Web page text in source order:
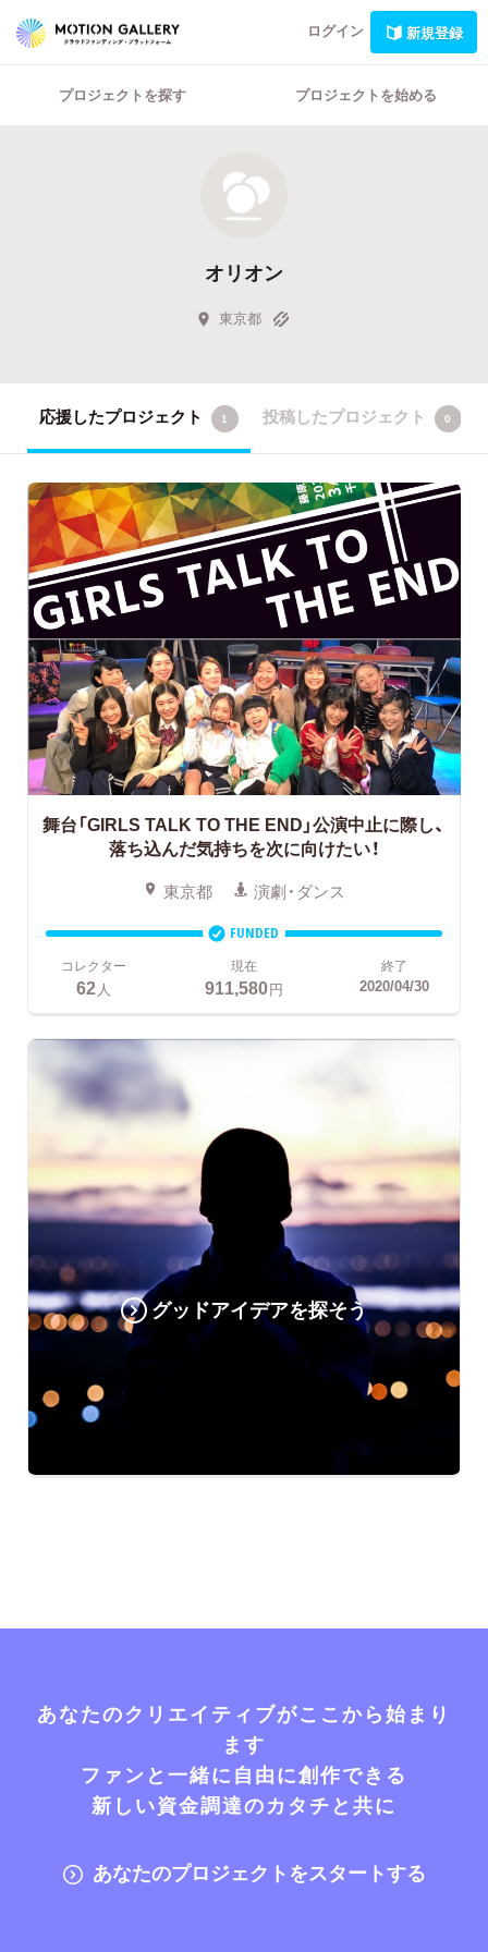
ログイン 新規登録
プロジェクトを探す プロジェクトを始める
オリオン
東京都
応援したプロジェクト 1 投稿したプロジェクト 0
舞台「GIRLS TALK TO THE END」公演中止に際し、
落ち込んだ気持ちを次に向けたい！
東京都 演劇・ダンス
FUNDED
コレクター
62 人
現在
911,580円
終了
2020/04/30
グッドアイデアを探そう
あなたのクリエイティブがここから始まり
ます
ファンと一緒に自由に創作できる
新しい資金調達のカタチと共に
あなたのプロジェクトをスタートする